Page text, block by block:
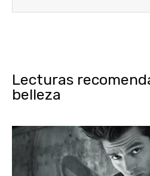
Lecturas
belleza